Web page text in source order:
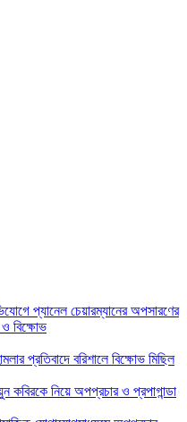
প্যানেল চেয়ারম্যানের অপসারণের
ও বিক্ষোভ
প্রতিবাদে বরিশালে বিক্ষোভ মিছিল
কবিরকে নিয়ে অপপ্রচার ও প্রপাগান্ডা